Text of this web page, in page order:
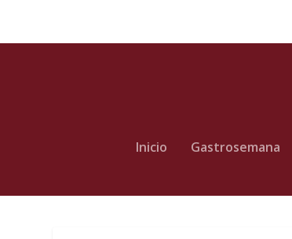
Inicio Gastrosemana